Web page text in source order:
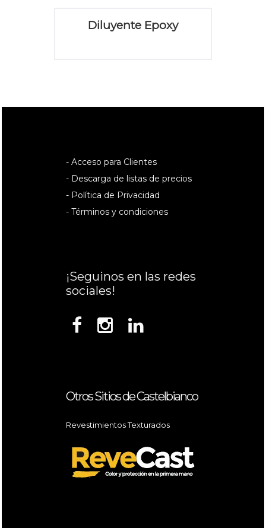
Diluyente Epoxy
- Acceso para Clientes
- Descarga de listas de precios
- Política de Privacidad
- Términos y condiciones
¡Seguinos en las redes
sociales!
Otros Sitios de Castelbianco
Revestimientos Texturados